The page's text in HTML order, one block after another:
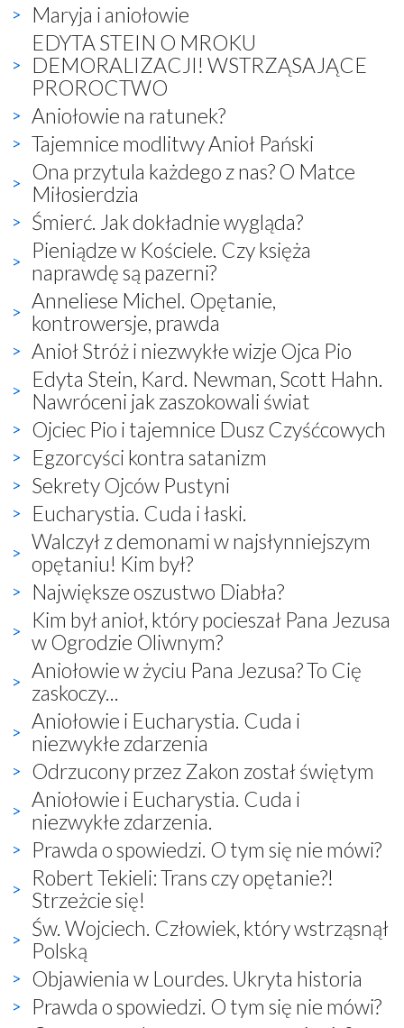
Maryja i aniołowie
EDYTA STEIN O MROKU
DEMORALIZACJI! WSTRZĄSAJĄCE
PROROCTWO
Aniołowie na ratunek?
Tajemnice modlitwy Anioł Pański
Ona przytula każdego z nas? O Matce
Miłosierdzia
Śmierć. Jak dokładnie wygląda?
Pieniądze w Kościele. Czy księża
naprawdę są pazerni?
Anneliese Michel. Opętanie,
kontrowersje, prawda
Anioł Stróż i niezwykłe wizje Ojca Pio
Edyta Stein, Kard. Newman, Scott Hahn.
Nawróceni jak zaszokowali świat
Ojciec Pio i tajemnice Dusz Czyśćcowych
Egzorcyści kontra satanizm
Sekrety Ojców Pustyni
Eucharystia. Cuda i łaski.
Walczył z demonami w najsłynniejszym
opętaniu! Kim był?
Największe oszustwo Diabła?
Kim był anioł, który pocieszał Pana Jezusa
w Ogrodzie Oliwnym?
Aniołowie w życiu Pana Jezusa? To Cię
zaskoczy...
Aniołowie i Eucharystia. Cuda i
niezwykłe zdarzenia
Odrzucony przez Zakon został świętym
Aniołowie i Eucharystia. Cuda i
niezwykłe zdarzenia.
Prawda o spowiedzi. O tym się nie mówi?
Robert Tekieli: Trans czy opętanie?!
Strzeżcie się!
Św. Wojciech. Człowiek, który wstrząsnął
Polską
Objawienia w Lourdes. Ukryta historia
Prawda o spowiedzi. O tym się nie mówi?